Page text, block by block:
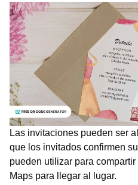
Las invitaciones pueden ser
que los invitados confirmen
pueden utilizar para
Maps para llegar al lugar.